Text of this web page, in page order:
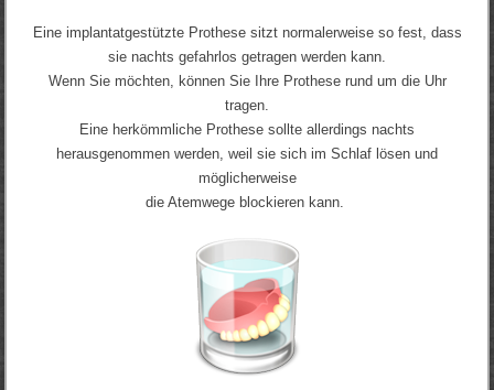
Eine implantatgestützte Prothese sitzt normalerweise so fest, dass
sie nachts gefahrlos getragen werden kann.
Wenn Sie möchten, können Sie Ihre Prothese rund um die Uhr
tragen.
Eine herkömmliche Prothese sollte allerdings nachts
herausgenommen werden, weil sie sich im Schlaf lösen und
möglicherweise
die Atemwege blockieren kann.